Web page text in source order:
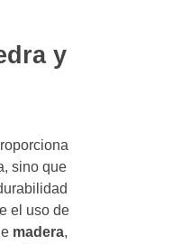
y
sino que
el uso de
madera,